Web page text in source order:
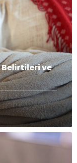
Belirtileri ve